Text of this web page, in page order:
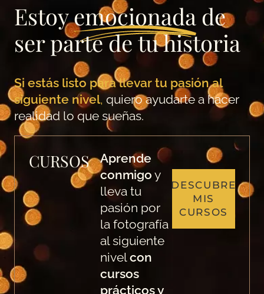
Estoyemocionadade
ser parte de tu historia
Si estás listo para llevar tu pasión al
siguiente nivel, quiero ayudarte a hacer
realidad lo que sueñas.
CURSOS
Aprende
conmigo y
lleva tu
pasión por
la fotografía
al siguiente
nivelcon
cursos
prácticos y
DESCUBRE
MIS
CURSOS